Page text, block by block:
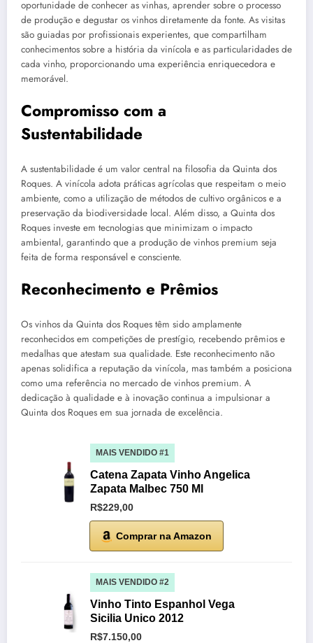
oportunidade de conhecer as vinhas, aprender sobre o processo
de produção e degustar os vinhos diretamente da fonte. As visitas
são guiadas por profissionais experientes, que compartilham
conhecimentos sobre a história da vinícola e as particularidades de
cada vinho, proporcionando uma experiência enriquecedora e
memorável.
Compromisso com a
Sustentabilidade
A sustentabilidade é um valor central na filosofia da Quinta dos
Roques. A vinícola adota práticas agrícolas que respeitam o meio
ambiente, como a utilização de métodos de cultivo orgânicos e a
preservação da biodiversidade local. Além disso, a Quinta dos
Roques investe em tecnologias que minimizam o impacto
ambiental, garantindo que a produção de vinhos premium seja
feita de forma responsável e consciente.
Reconhecimento e Prêmios
Os vinhos da Quinta dos Roques têm sido amplamente
reconhecidos em competições de prestígio, recebendo prêmios e
medalhas que atestam sua qualidade. Este reconhecimento não
apenas solidifica a reputação da vinícola, mas também a posiciona
como uma referência no mercado de vinhos premium. A
dedicação à qualidade e à inovação continua a impulsionar a
Quinta dos Roques em sua jornada de excelência.
MAIS VENDIDO #1
Catena Zapata Vinho Angelica
Zapata Malbec 750 Ml
R$229,00
Comprar na Amazon
MAIS VENDIDO #2
Vinho Tinto Espanhol Vega
Sicilia Unico 2012
R$7.150,00